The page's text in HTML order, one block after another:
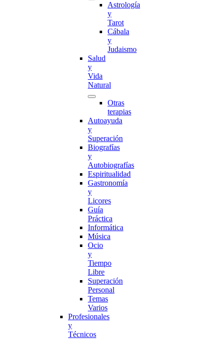
Astrología
y
Tarot
Cábala
y
Judaismo
Salud
y
Vida
Natural
Otras
terapias
Autoayuda
y
Superación
Biografías
y
Autobiografías
Espiritualidad
Gastronomía
y
Licores
Guía
Práctica
Informática
Música
Ocio
y
Tiempo
Libre
Superación
Personal
Temas
Varios
Profesionales
y
Técnicos